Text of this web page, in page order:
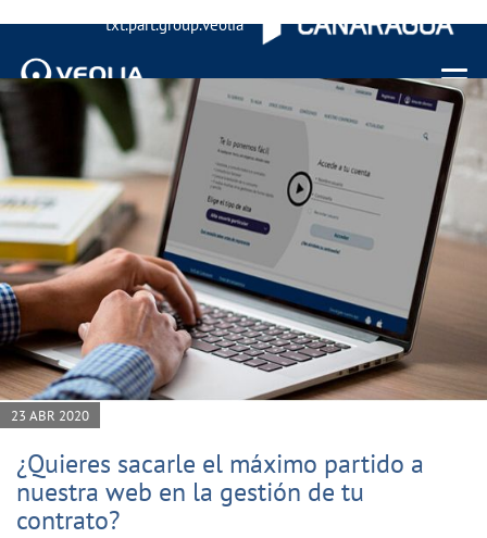
txt.part.group.veolia
Menu
23 ABR 2020
¿Quieres sacarle el máximo partido a
nuestra web en la gestión de tu
contrato?